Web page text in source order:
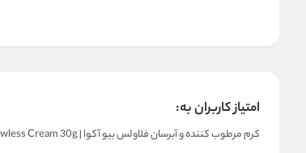
امتیاز کاربران به:
کرم مرطوب کننده و آبرسان فلاولس بیو آکوا | BIOAQUA Moisture Hydra Flawless Cream 30g